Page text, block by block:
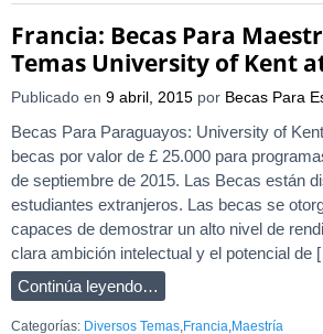
Francia: Becas Para
Temas University of Kent
Publicado en 9 abril, 2015 por Becas Para
Becas Para Paraguayos: University of
becas por valor de £ 25.000 para
de septiembre de 2015. Las Becas están
estudiantes extranjeros. Las becas se
capaces de demostrar un alto nivel de
clara ambición intelectual y el potencial de
Continúa leyendo…
Categorías: Diversos Temas,Francia,Maestría